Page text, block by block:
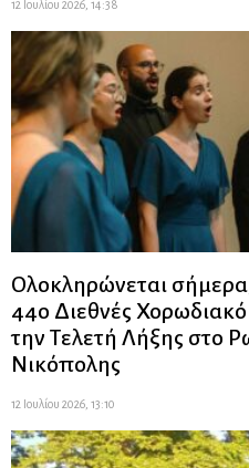
12 Ιουλίου 2026, 14:38
Ολοκληρώνεται σήμερα,
44ο Διεθνές
την Τελετή Λήξης στο
Νικόπολης
12 Ιουλίου 2026, 13:10